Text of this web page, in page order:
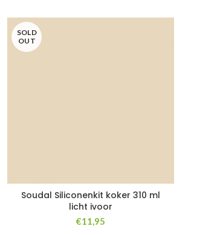
SOLD
OUT
Soudal Siliconenkit koker 310 ml
licht ivoor
€11,95